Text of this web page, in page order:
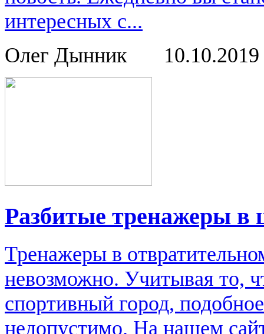
интересных с...
Олег Дынник
10.10.2019
Разбитые тренажеры в
Тренажеры в
невозможно. Учитывая то,
спортивный город,
недопустимо. На нашем